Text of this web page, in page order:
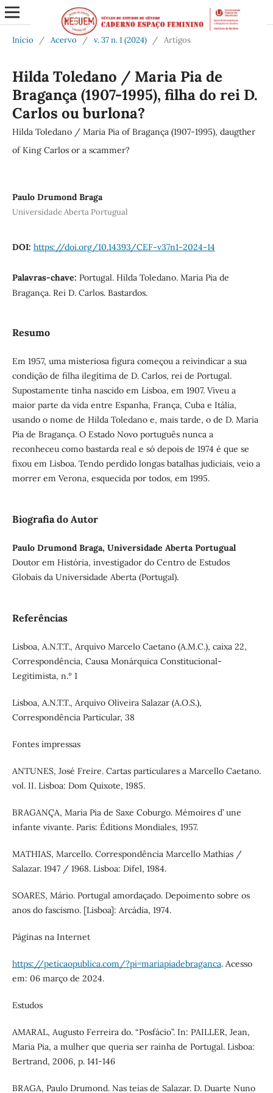
Início / Acervo / v. 37 n. 1 (2024) / Artigos
Hilda Toledano / Maria Pia de
Bragança (1907-1995), filha do rei D.
Carlos ou burlona?
Hilda Toledano / Maria Pia of Bragança (1907-1995), daugther
of King Carlos or a scammer?
Paulo Drumond Braga
Universidade Aberta Portugual
DOI: https://doi.org/10.14393/CEF-v37n1-2024-14
Palavras-chave: Portugal. Hilda Toledano. Maria Pia de
Bragança. Rei D. Carlos. Bastardos.
Resumo
Em 1957, uma misteriosa figura começou a reivindicar a sua
condição de filha ilegítima de D. Carlos, rei de Portugal.
Supostamente tinha nascido em Lisboa, em 1907. Viveu a
maior parte da vida entre Espanha, França, Cuba e Itália,
usando o nome de Hilda Toledano e, mais tarde, o de D. Maria
Pia de Bragança. O Estado Novo português nunca a
reconheceu como bastarda real e só depois de 1974 é que se
fixou em Lisboa. Tendo perdido longas batalhas judiciais, veio a
morrer em Verona, esquecida por todos, em 1995.
Biografia do Autor
Paulo Drumond Braga, Universidade Aberta Portugual
Doutor em História, investigador do Centro de Estudos
Globais da Universidade Aberta (Portugal).
Referências
Lisboa, A.N.T.T., Arquivo Marcelo Caetano (A.M.C.), caixa 22,
Correspondência, Causa Monárquica Constitucional-
Legitimista, n.º 1
Lisboa, A.N.T.T., Arquivo Oliveira Salazar (A.O.S.),
Correspondência Particular, 38
Fontes impressas
ANTUNES, José Freire. Cartas particulares a Marcello Caetano.
vol. II. Lisboa: Dom Quixote, 1985.
BRAGANÇA, Maria Pia de Saxe Coburgo. Mémoires d’ une
infante vivante. Paris: Éditions Mondiales, 1957.
MATHIAS, Marcello. Correspondência Marcello Mathias /
Salazar. 1947 / 1968. Lisboa: Difel, 1984.
SOARES, Mário. Portugal amordaçado. Depoimento sobre os
anos do fascismo. [Lisboa]: Arcádia, 1974.
Páginas na Internet
https://peticaopublica.com/?pi=mariapiadebraganca. Acesso
em: 06 março de 2024.
Estudos
AMARAL, Augusto Ferreira do. “Posfácio”. In: PAILLER, Jean,
Maria Pia, a mulher que queria ser rainha de Portugal. Lisboa:
Bertrand, 2006, p. 141-146
BRAGA, Paulo Drumond. Nas teias de Salazar. D. Duarte Nuno